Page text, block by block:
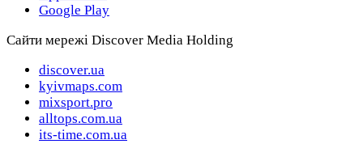
Google Play
Сайти мережі Discover Media Holding
discover.ua
kyivmaps.com
mixsport.pro
alltops.com.ua
its-time.com.ua